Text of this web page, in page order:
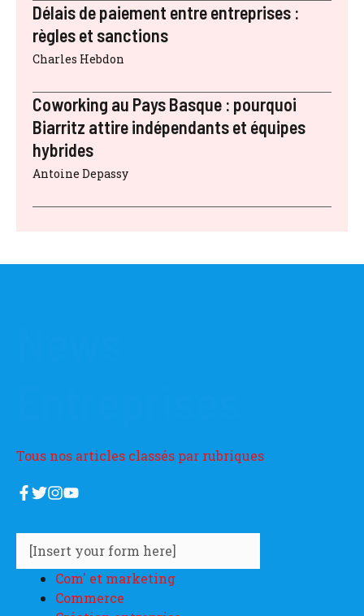
Délais de paiement entre entreprises :
règles et sanctions
Charles Hebdon
Coworking au Pays Basque : pourquoi
Biarritz attire indépendants et équipes
hybrides
Antoine Depassy
Tous nos articles classés par rubriques
[Insert your form here]
Com' et marketing
Commerce